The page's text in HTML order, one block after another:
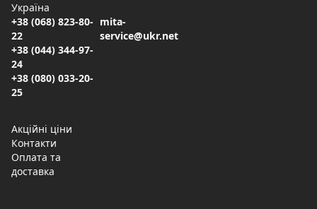
Україна
+38 (068) 823-80-
22
+38 (044) 344-97-
24
+38 (080) 033-20-
25
mita-
service@ukr.net
Акційні ціни
Контакти
Оплата та
доставка